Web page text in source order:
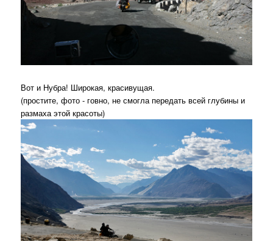
Вот и Нубра! Широкая, красивущая.
(простите, фото - говно, не смогла передать всей глубины и
размаха этой красоты)